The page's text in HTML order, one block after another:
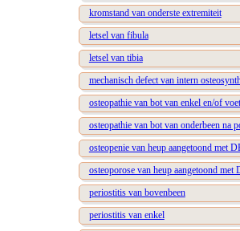
kromstand van onderste extremiteit
letsel van fibula
letsel van tibia
mechanisch defect van intern
osteopathie van bot van enkel en/of
osteopathie van bot van onderbeen na
osteopenie van heup aangetoond met
osteoporose van heup aangetoond met
periostitis van bovenbeen
periostitis van enkel